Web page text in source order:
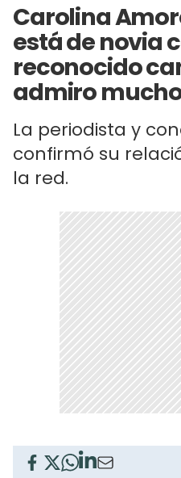
Carolina
está de novia
reconocido
admiro
La periodista y
confirmó su
la red.